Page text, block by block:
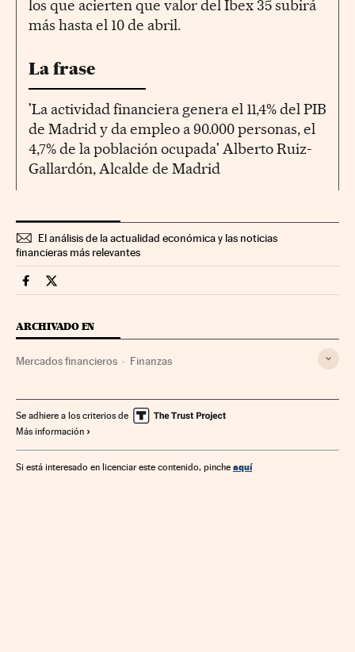
los que acierten que valor del Ibex 35 subirá
más hasta el 10 de abril.
La frase
'La actividad financiera genera el 11,4% del PIB
de Madrid y da empleo a 90.000 personas, el
4,7% de la población ocupada' Alberto Ruiz-
Gallardón, Alcalde de Madrid
El análisis de la actualidad económica y las noticias
financieras más relevantes
Mercados Financieros Cinco Días en Facebook
Mercados Financieros Cinco Días en Twitter
ARCHIVADO EN
Mercados financieros Finanzas
Se adhiere a los criterios de
Más información
Si está interesado en licenciar este contenido, pinche aquí